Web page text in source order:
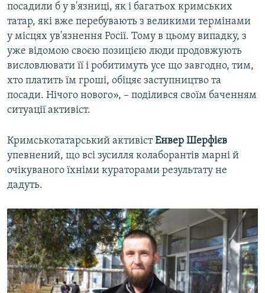
посадили б у в'язниці, як і багатьох кримських
татар, які вже перебувають з великими термінами
у місцях ув'язнення Росії. Тому в цьому випадку, з
уже відомою своєю позицією люди продовжують
висловлювати її і робитимуть усе що завгодно, тим,
хто платить їм гроші, обіцяє заступництво та
посади. Нічого нового», – поділився своїм баченням
ситуації активіст.
Кримськотатарський активістЕнвер Шерфієв
упевнений, що всі зусилля колаборантів марні й
очікуваного їхніми кураторами результату не
дадуть.